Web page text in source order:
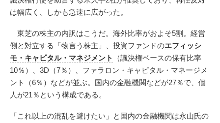
は幅広く、しかも急速に広がった。
東芝の株主の内訳はこうだ。海外比率がおよそ5割。経営
側と対立する「物言う株主」、投資ファンドのエフィッシ
モ・キャピタル・マネジメント
（議決権ベースの保有比率
10％）、3D（7％）、ファラロン・キャピタル・マネージメ
ント（6％）などが並ぶ。国内の金融機関などが27％で、個
人が21％という構成である。
「これ以上の混乱を避けたい」と国内の金融機関は永山氏の